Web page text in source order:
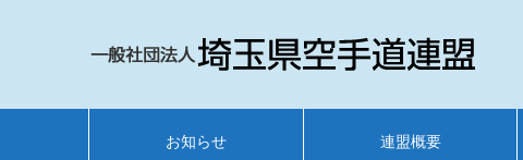
お知らせ 連盟概要